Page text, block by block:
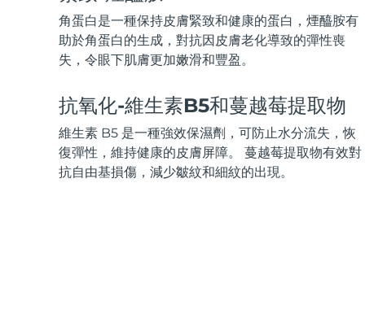
角蛋白是一種保持皮膚緊致和健康的蛋白，煙醯胺有
助於角蛋白的生成，對抗因皮膚老化導致的彈性喪
失，令眼下肌膚更加嫩滑和豐盈。
抗氧化-維生素B5和蔓越莓提取物
維生素 B5 是一種強效保濕劑，可防止水分流失，恢
復彈性，維持健康的皮膚屏障。 蔓越莓提取物有效對
抗自由基損傷，減少皺紋和細紋的出現。
All acne treatment devices
All revitalizing eye massagers
KIWI™ 皮肤护理
Advanced pore care essentials
Serum
For healthy hair
issa™ Teeth Whitening Gel
18% PAP
護膚品
男士
全部購買